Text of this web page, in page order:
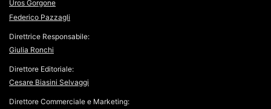
Uros Gorgone
Federico Pazzagli
Direttrice Responsabile:
Giulia Ronchi
Direttore Editoriale:
Cesare Biasini Selvaggi
Direttore Commerciale e Marketing: